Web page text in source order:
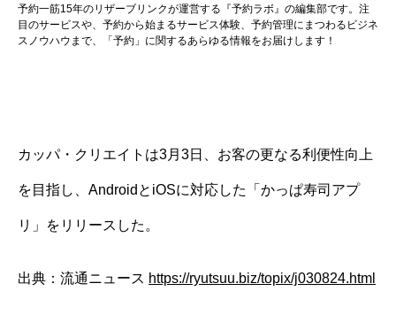
予約一筋15年のリザーブリンクが運営する『予約ラボ』の編集部です。注
目のサービスや、予約から始まるサービス体験、予約管理にまつわるビジネ
スノウハウまで、「予約」に関するあらゆる情報をお届けします！
カッパ・クリエイトは3月3日、お客の更なる利便性向上
を目指し、AndroidとiOSに対応した「かっぱ寿司アプ
リ」をリリースした。
出典：流通ニュース https://ryutsuu.biz/topix/j030824.html